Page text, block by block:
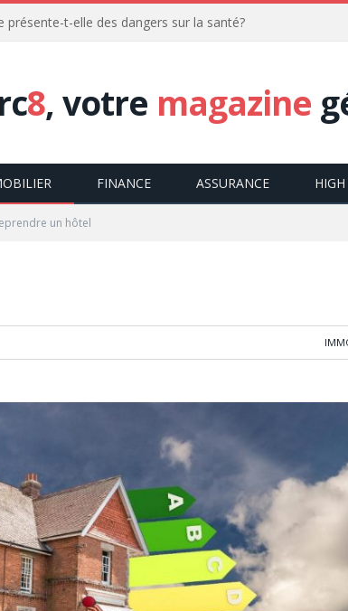
présente-t-elle des dangers sur la santé?
8, votre magazine
FINANCE ASSURANCE
un hôtel